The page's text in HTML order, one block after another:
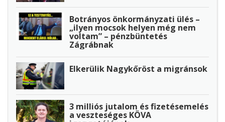
Botrányos önkormányzati ülés –
„ilyen mocsok helyen még nem
voltam” – pénzbüntetés
Zágrábnak
Elkerülik Nagykőröst a migránsok
3 milliós jutalom és fizetésemelés
a veszteséges KÖVA